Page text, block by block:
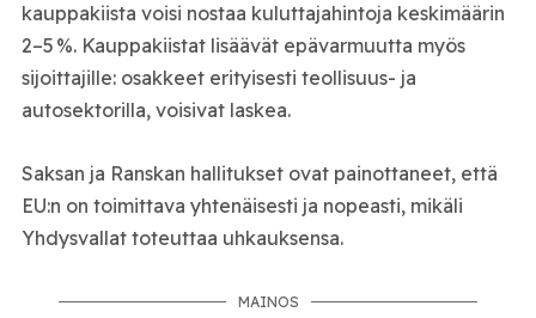
kauppakiista voisi nostaa kuluttajahintoja keskimäärin
2–5 %. Kauppakiistat lisäävät epävarmuutta myös
sijoittajille: osakkeet erityisesti teollisuus- ja
autosektorilla, voisivat laskea.
Saksan ja Ranskan hallitukset ovat painottaneet, että
EU:n on toimittava yhtenäisesti ja nopeasti, mikäli
Yhdysvallat toteuttaa uhkauksensa.
MAINOS